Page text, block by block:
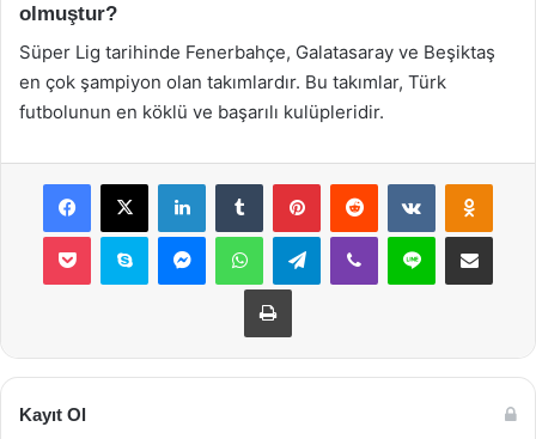
olmuştur?
Süper Lig tarihinde Fenerbahçe, Galatasaray ve Beşiktaş
en çok şampiyon olan takımlardır. Bu takımlar, Türk
futbolunun en köklü ve başarılı kulüpleridir.
Facebook
X LinkedInTumblr PinterestReddit VKontakte
Pocket Skype MessengerWhatsAppTelegramViber Line E-Posta ile
Yazdır
Kayıt Ol